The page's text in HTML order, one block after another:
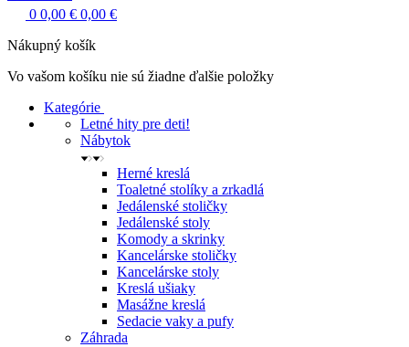
0 0,00 € 0,00 €
Nákupný košík
Vo vašom košíku nie sú žiadne ďalšie položky
Kategórie
Letné hity pre deti!
Nábytok
Herné kreslá
Toaletné stolíky a zrkadlá
Jedálenské stoličky
Jedálenské stoly
Komody a skrinky
Kancelárske stoličky
Kancelárske stoly
Kreslá ušiaky
Masážne kreslá
Sedacie vaky a pufy
Záhrada